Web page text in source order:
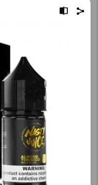
برای فعال شدن سبد خرید و
نمایش قیمت ، گزینه های
محصول را از کادر بالا انتخاب
آخرین بروزرسانی